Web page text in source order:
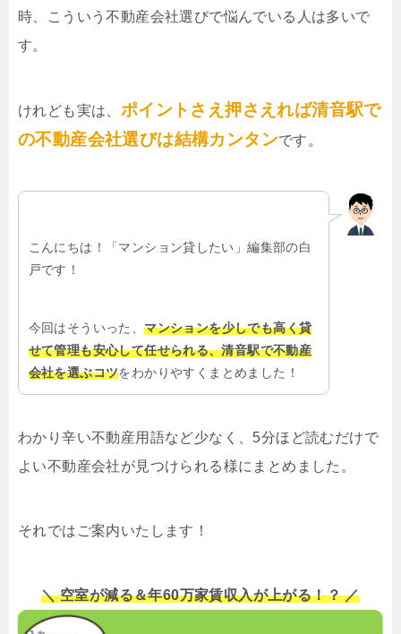
時、こういう不動産会社選びで悩んでいる人は多いで
す。
けれども実は、 ポイントさえ押さえれば清音駅で
の不動産会社選びは結構カンタンです。
こんにちは！「マンション貸したい」編集部の白
戸です！
今回はそういった、マンションを少しでも高く貸
せて管理も安心して任せられる、清音駅で不動産
会社を選ぶコツをわかりやすくまとめました！
わかり辛い不動産用語など少なく、5分ほど読むだけで
よい不動産会社が見つけられる様にまとめました。
それではご案内いたします！
＼ 空室が減る＆年60万家賃収入が上がる！？ ／